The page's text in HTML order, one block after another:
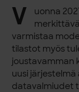
V
uonna
varmistaa
tilastot myös
joustavamman
uusi
datavalmiudet